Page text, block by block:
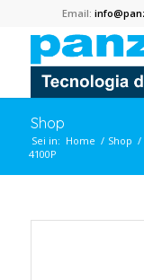
Email:
Shop
Sei in: Home / Shop /
4100P